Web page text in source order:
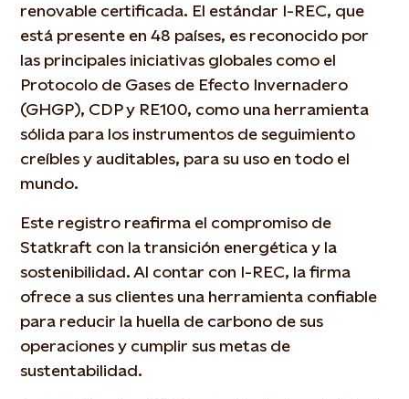
renovable certificada. El estándar I-REC, que
está presente en 48 países, es reconocido por
las principales iniciativas globales como el
Protocolo de Gases de Efecto Invernadero
(GHGP), CDP y RE100, como una herramienta
sólida para los instrumentos de seguimiento
creíbles y auditables, para su uso en todo el
mundo.
Este registro reafirma el compromiso de
Statkraft con la transición energética y la
sostenibilidad. Al contar con I-REC, la firma
ofrece a sus clientes una herramienta confiable
para reducir la huella de carbono de sus
operaciones y cumplir sus metas de
sustentabilidad.